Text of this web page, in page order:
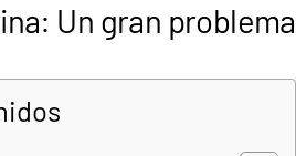
Un gran problema